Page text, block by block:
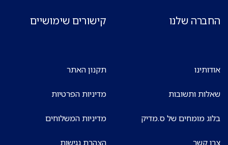
החברה שלנו
אודותינו
שאלות ותשובות
בלוג מומחים של ס.מדיק
צרו קשר
קישורים שימושיים
תקנון האתר
מדיניות הפרטיות
מדיניות המשלוחים
הצהרת נגישות